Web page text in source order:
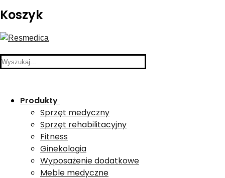
Koszyk
Search
Produkty
Sprzęt medyczny
Sprzęt rehabilitacyjny
Fitness
Ginekologia
Wyposażenie dodatkowe
Meble medyczne